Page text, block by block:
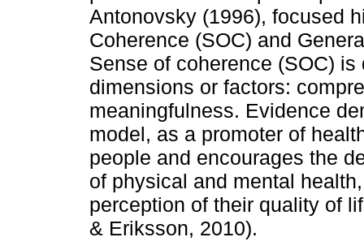
Antonovsky (1996), focused
Coherence (SOC) and
Sense of coherence (SOC)
dimensions or factors:
meaningfulness. Evidence
model, as a promoter of
people and encourages the
of physical and mental
perception of their quality of
& Eriksson, 2010).